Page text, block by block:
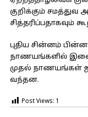
குறிக்கும்
சித்தரிப்பதாகவும்
புதிய சின்னம்
நாணயங்களில்
முதல் நாணயங்கள்
வந்தன.
Post Views: 1